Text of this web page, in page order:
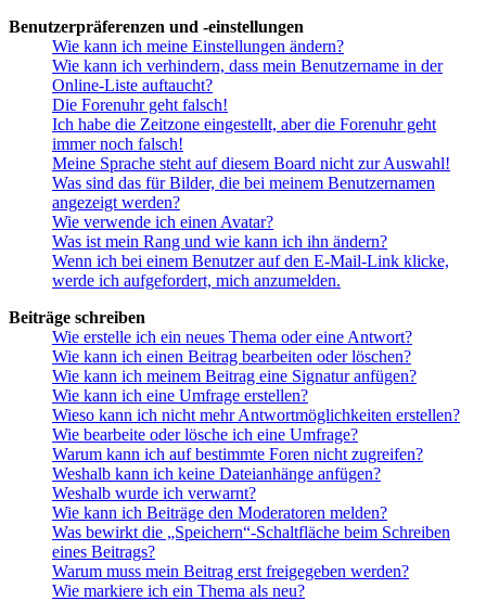
Benutzerpräferenzen und -einstellungen
Wie kann ich meine Einstellungen ändern?
Wie kann ich verhindern, dass mein Benutzername in der
Online-Liste auftaucht?
Die Forenuhr geht falsch!
Ich habe die Zeitzone eingestellt, aber die Forenuhr geht
immer noch falsch!
Meine Sprache steht auf diesem Board nicht zur Auswahl!
Was sind das für Bilder, die bei meinem Benutzernamen
angezeigt werden?
Wie verwende ich einen Avatar?
Was ist mein Rang und wie kann ich ihn ändern?
Wenn ich bei einem Benutzer auf den E-Mail-Link klicke,
werde ich aufgefordert, mich anzumelden.
Beiträge schreiben
Wie erstelle ich ein neues Thema oder eine Antwort?
Wie kann ich einen Beitrag bearbeiten oder löschen?
Wie kann ich meinem Beitrag eine Signatur anfügen?
Wie kann ich eine Umfrage erstellen?
Wieso kann ich nicht mehr Antwortmöglichkeiten erstellen?
Wie bearbeite oder lösche ich eine Umfrage?
Warum kann ich auf bestimmte Foren nicht zugreifen?
Weshalb kann ich keine Dateianhänge anfügen?
Weshalb wurde ich verwarnt?
Wie kann ich Beiträge den Moderatoren melden?
Was bewirkt die „Speichern“-Schaltfläche beim Schreiben
eines Beitrags?
Warum muss mein Beitrag erst freigegeben werden?
Wie markiere ich ein Thema als neu?